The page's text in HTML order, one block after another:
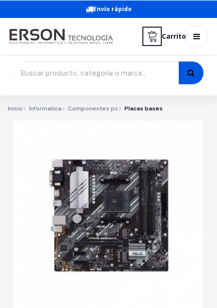
Envío rápido
Carrito
Inicio Informatica Componentes pc Placas bases